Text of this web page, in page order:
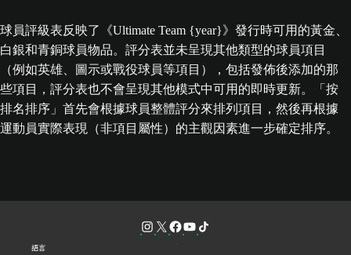
球員評級表反映了《Ultimate Team {year}》發行時可用的黃金、
白銀和青銅球員物品。評分表並未呈現其他類型的球員項目
（例如英雄、圖示或戰役球員等項目），包括發佈後添加的那
些項目，評分表也不會呈現其他模式中可用的即時更新。「按
排名排序」首先會根據球員整體評分來排列項目，然後再根據
運動員實際表現（非項目屬性）的主觀因素進一步確定排序。
語言